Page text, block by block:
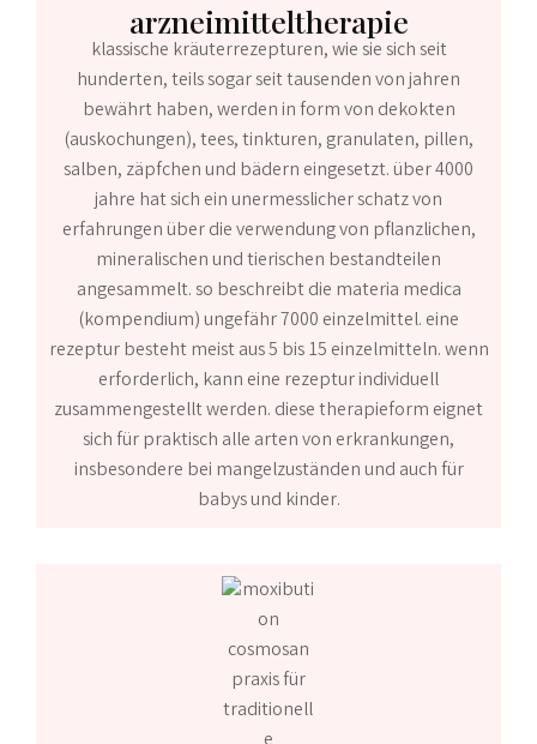
arzneimitteltherapie
klassische kräuterrezepturen, wie sie sich seit
hunderten, teils sogar seit tausenden von jahren
bewährt haben, werden in form von dekokten
(auskochungen), tees, tinkturen, granulaten, pillen,
salben, zäpfchen und bädern eingesetzt. über 4000
jahre hat sich ein unermesslicher schatz von
erfahrungen über die verwendung von pflanzlichen,
mineralischen und tierischen bestandteilen
angesammelt. so beschreibt die materia medica
(kompendium) ungefähr 7000 einzelmittel. eine
rezeptur besteht meist aus 5 bis 15 einzelmitteln. wenn
erforderlich, kann eine rezeptur individuell
zusammengestellt werden. diese therapieform eignet
sich für praktisch alle arten von erkrankungen,
insbesondere bei mangelzuständen und auch für
babys und kinder.